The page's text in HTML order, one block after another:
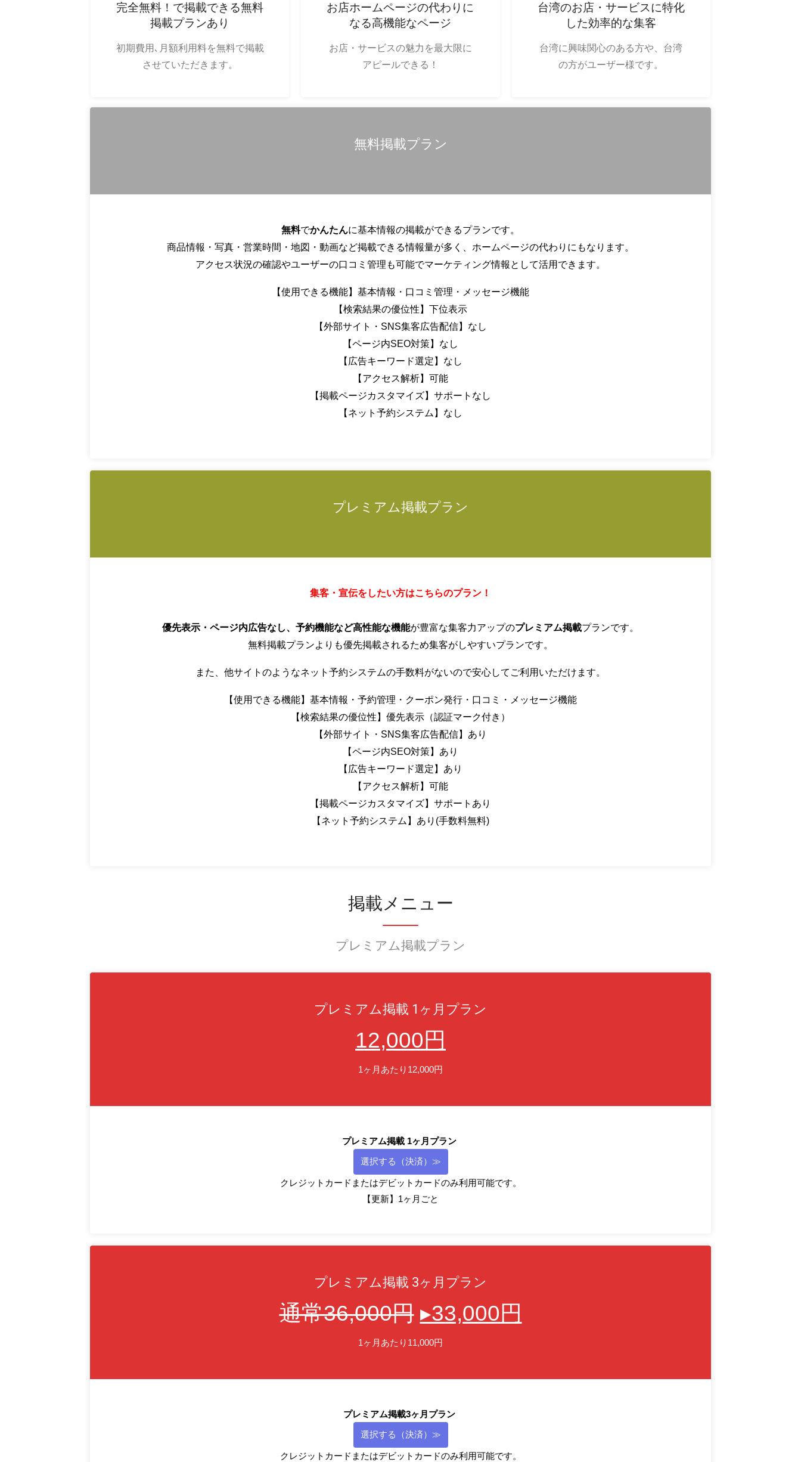
完全無料！で掲載できる無料
掲載プランあり
初期費用､月額利用料を無料で掲載
させていただきます。
お店ホームページの代わりに
なる高機能なページ
お店・サービスの魅力を最大限に
アピールできる！
台湾のお店・サービスに特化
した効率的な集客
台湾に興味関心のある方や、台湾
の方がユーザー様です。
無料掲載プラン
無料でかんたんに基本情報の掲載ができるプランです。
商品情報・写真・営業時間・地図・動画など掲載できる情報量が多く、ホームページの代わりにもなります。
アクセス状況の確認やユーザーの口コミ管理も可能でマーケティング情報として活用できます。
【使用できる機能】基本情報・口コミ管理・メッセージ機能
【検索結果の優位性】下位表示
【外部サイト・SNS集客広告配信】なし
【ページ内SEO対策】なし
【広告キーワード選定】なし
【アクセス解析】可能
【掲載ページカスタマイズ】サポートなし
【ネット予約システム】なし
プレミアム掲載プラン
集客・宣伝をしたい方はこちらのプラン！
優先表示・ページ内広告なし、予約機能など高性能な機能が豊富な集客力アップのプレミアム掲載プランです。
無料掲載プランよりも優先掲載されるため集客がしやすいプランです。
また、他サイトのようなネット予約システムの手数料がないので安心してご利用いただけます。
【使用できる機能】基本情報・予約管理・クーポン発行・口コミ・メッセージ機能
【検索結果の優位性】優先表示（認証マーク付き）
【外部サイト・SNS集客広告配信】あり
【ページ内SEO対策】あり
【広告キーワード選定】あり
【アクセス解析】可能
【掲載ページカスタマイズ】サポートあり
【ネット予約システム】あり(手数料無料)
掲載メニュー
プレミアム掲載プラン
プレミアム掲載 1ヶ月プラン
12,000円
1ヶ月あたり12,000円
プレミアム掲載 1ヶ月プラン
選択する（決済）≫
クレジットカードまたはデビットカードのみ利用可能です。
【更新】1ヶ月ごと
プレミアム掲載 3ヶ月プラン
通常36,000円 ▸33,000円
1ヶ月あたり11,000円
プレミアム掲載3ヶ月プラン
選択する（決済）≫
クレジットカードまたはデビットカードのみ利用可能です。